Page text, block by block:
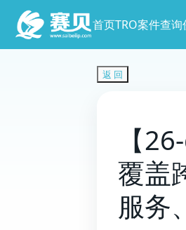
首页TRO案件查询
返 回
【
覆盖
服务